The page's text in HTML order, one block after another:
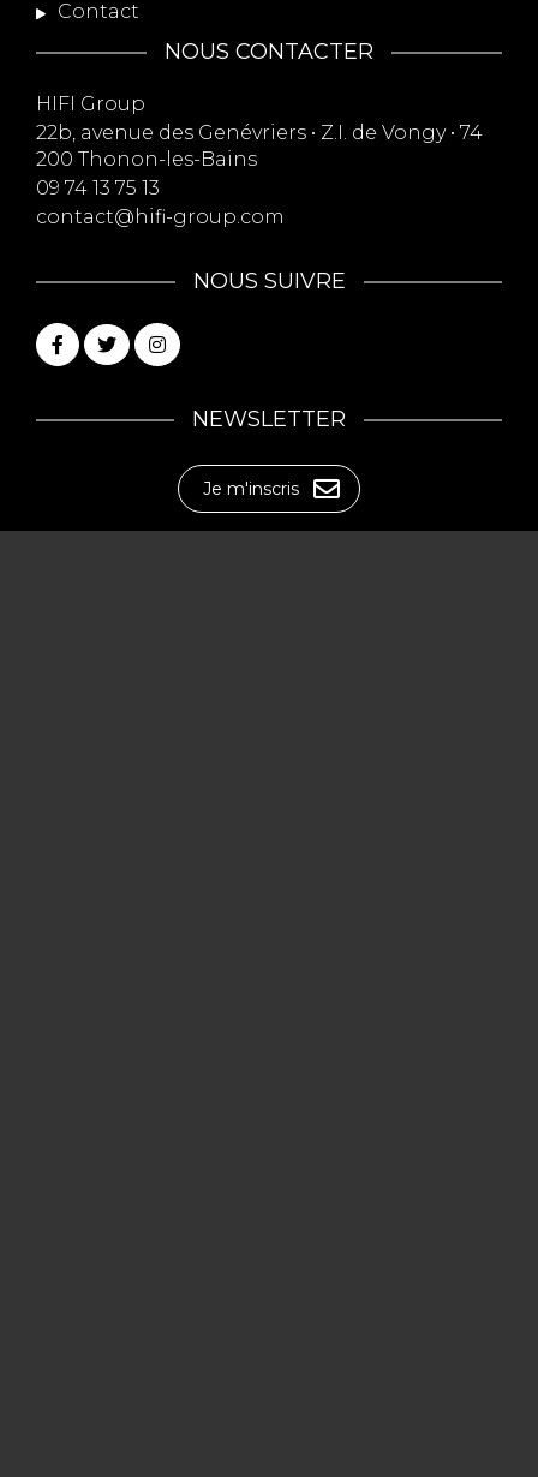
Contact
NOUS CONTACTER
HIFI Group
22b, avenue des Genévriers • Z.I. de Vongy • 74
200 Thonon-les-Bains
09 74 13 75 13
contact@hifi-group.com
NOUS SUIVRE
NEWSLETTER
Je m'inscris